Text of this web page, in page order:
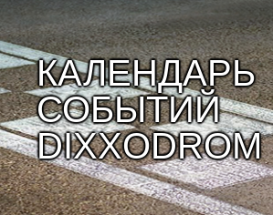
КАЛЕНДАРЬ
СОБЫТИЙ
DIXXODROM